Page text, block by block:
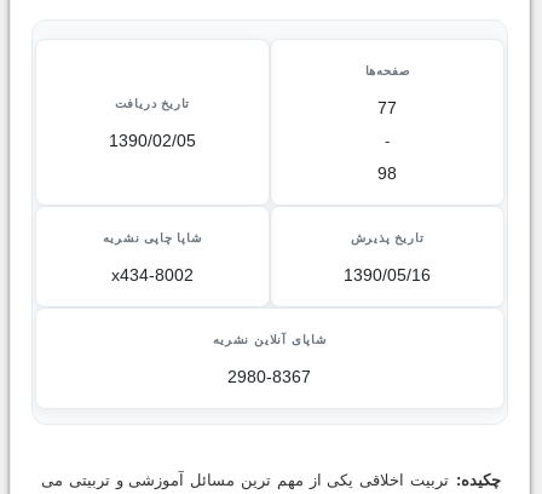
صفحه‌ها
77
-
98
تاریخ دریافت
1390/02/05
تاریخ پذیرش
1390/05/16
شاپا چاپی نشریه
x434-8002
شاپای آنلاین نشریه
2980-8367
چکیده: تربیت اخلاقی یکی از مهم ترین مسائل آموزشی و تربیتی می